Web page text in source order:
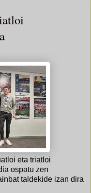
eta triatloi
ospatu zen
taldekide izan dira